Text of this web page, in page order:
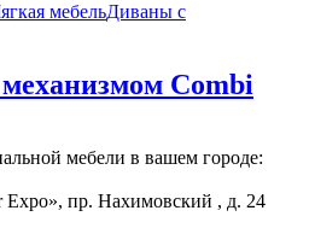
мебельДиваны с
Combi
мебели в вашем городе:
пр. Нахимовский , д. 24